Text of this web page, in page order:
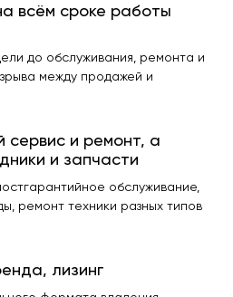
всём сроке работы
до обслуживания, ремонта и
между продажей и
сервис и ремонт, а
и запчасти
обслуживание,
ремонт техники разных типов
лизинг